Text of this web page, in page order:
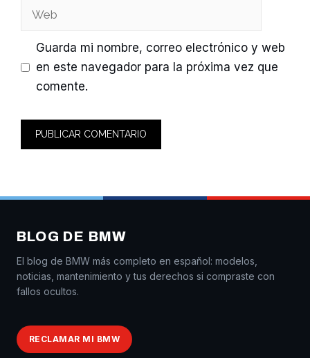
Web
Guarda mi nombre, correo electrónico y web
en este navegador para la próxima vez que
comente.
BLOG DE BMW
El blog de BMW más completo en español: modelos,
noticias, mantenimiento y tus derechos si compraste con
fallos ocultos.
RECLAMAR MI BMW